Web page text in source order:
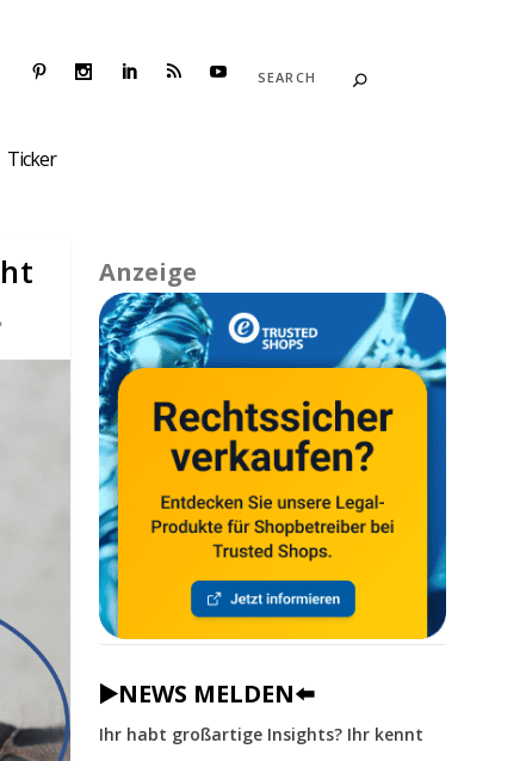
Ticker
Anzeige
▶️NEWS MELDEN⬅️
Ihr habt großartige Insights? Ihr kennt